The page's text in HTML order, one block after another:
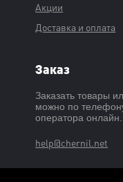
Акции
Доставка и оплата
Заказ
Заказать товары
можно по
оператора онлайн.
help@chernil.net